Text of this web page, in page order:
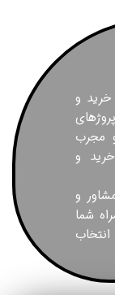
خرید و
مجرب
و
و
شما